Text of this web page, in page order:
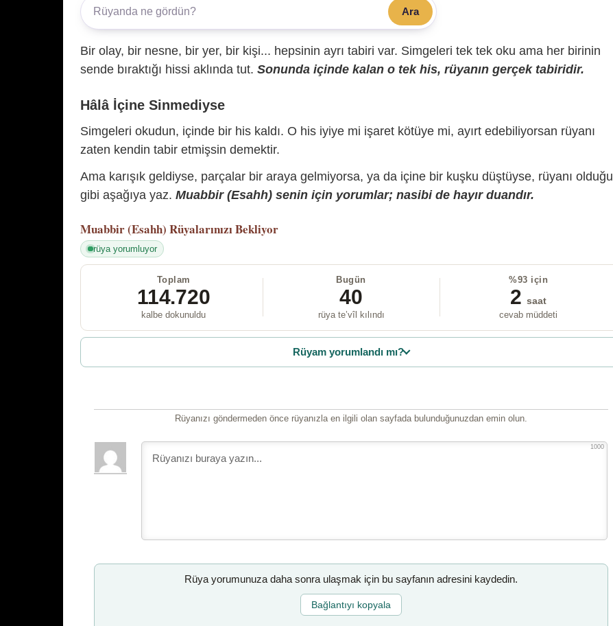
Ara
Bir olay, bir nesne, bir yer, bir kişi... hepsinin ayrı tabiri var. Simgeleri tek tek oku ama her birinin
sende bıraktığı hissi aklında tut. Sonunda içinde kalan o tek his, rüyanın gerçek tabiridir.
Hâlâ İçine Sinmediyse
Simgeleri okudun, içinde bir his kaldı. O his iyiye mi işaret kötüye mi, ayırt edebiliyorsan rüyanı
zaten kendin tabir etmişsin demektir.
Ama karışık geldiyse, parçalar bir araya gelmiyorsa, ya da içine bir kuşku düştüyse, rüyanı olduğu
gibi aşağıya yaz. Muabbir (Esahh) senin için yorumlar; nasibi de hayır duandır.
Muabbir (Esahh) Rüyalarınızı Bekliyor
rüya yorumluyor
Toplam
114.720
kalbe dokunuldu
Bugün
40
rüya te’vîl kılındı
%93 için
2 saat
cevab müddeti
Rüyam yorumlandı mı?
Rüyanızı göndermeden önce rüyanızla en ilgili olan sayfada bulunduğunuzdan emin olun.
1000
Rüya yorumunuza daha sonra ulaşmak için bu sayfanın adresini kaydedin.
Bağlantıyı kopyala